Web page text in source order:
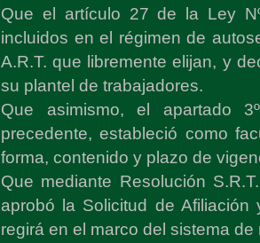
Que el artículo 27 de la Ley
incluidos en el régimen de
A.R.T. que libremente elijan, y
su plantel de trabajadores.
Que asimismo, el apartado
precedente, estableció como
forma, contenido y plazo de
Que mediante Resolución
aprobó la Solicitud de Afiliación
regirá en el marco del sistema